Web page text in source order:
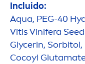
Incluido:
Aqua, PEG-40
Vitis Vinifera
Glycerin,
Cocoyl